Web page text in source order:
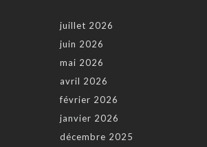
juillet 2026
juin 2026
mai 2026
avril 2026
février 2026
janvier 2026
décembre 2025